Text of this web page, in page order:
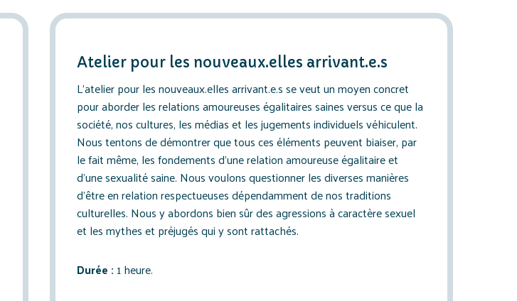
Atelier pour les nouveaux.elles arrivant.e.s
L’atelier pour les nouveaux.elles arrivant.e.s se veut un moyen concret
pour aborder les relations amoureuses égalitaires saines versus ce que la
société, nos cultures, les médias et les jugements individuels véhiculent.
Nous tentons de démontrer que tous ces éléments peuvent biaiser, par
le fait même, les fondements d’une relation amoureuse égalitaire et
d’une sexualité saine. Nous voulons questionner les diverses manières
d’être en relation respectueuses dépendamment de nos traditions
culturelles. Nous y abordons bien sûr des agressions à caractère sexuel
et les mythes et préjugés qui y sont rattachés.
Durée : 1 heure.